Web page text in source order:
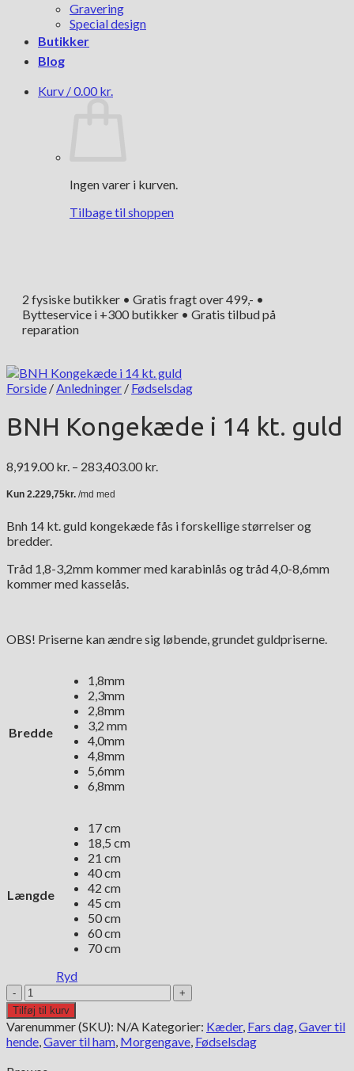
Gravering
Special design
Butikker
Blog
Kurv /0.00 kr.
Ingen varer i kurven.
Tilbage til shoppen
2 fysiske butikker • Gratis fragt over 499,- •
Bytteservice i +300 butikker • Gratis tilbud på
reparation
Forside /Anledninger / Fødselsdag
BNH Kongekæde i 14 kt. guld
8,919.00 kr. – 283,403.00 kr.
Bnh 14 kt. guld kongekæde fås i forskellige størrelser og
bredder.
Tråd 1,8-3,2mm kommer med karabinlås og tråd 4,0-8,6mm
kommer med kasselås.
OBS! Priserne kan ændre sig løbende, grundet guldpriserne.
Bredde
1,8mm
2,3mm
2,8mm
3,2 mm
4,0mm
4,8mm
5,6mm
6,8mm
Længde
17 cm
18,5 cm
21 cm
40 cm
42 cm
45 cm
50 cm
60 cm
70 cm
Ryd
BNH
Kongekæde
i
14
kt.
Tilføj til kurv
Varenummer (SKU): N/A Kategorier: Kæder, Fars dag,Gaver til
hende,Gaver til ham, Morgengave, Fødselsdag